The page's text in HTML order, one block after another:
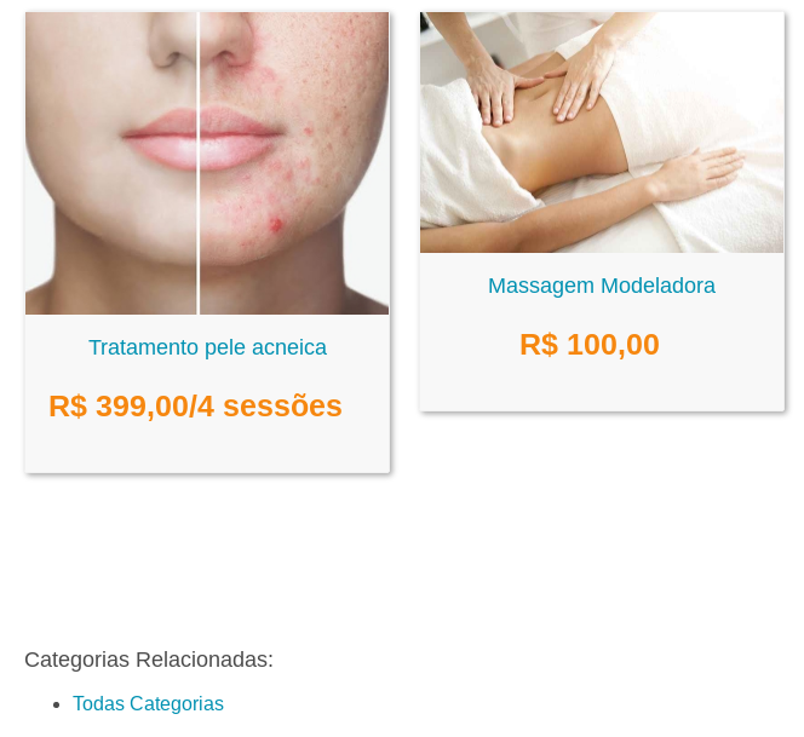
Tratamento pele acneica
R$ 399,00/4 sessões
Massagem Modeladora
R$ 100,00
Categorias Relacionadas:
Todas Categorias